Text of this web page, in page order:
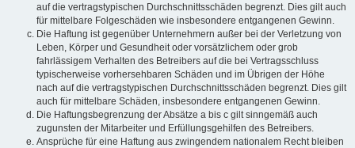
auf die vertragstypischen Durchschnittsschäden begrenzt. Dies gilt auch
für mittelbare Folgeschäden wie insbesondere entgangenen Gewinn.
Die Haftung ist gegenüber Unternehmern außer bei der Verletzung von
Leben, Körper und Gesundheit oder vorsätzlichem oder grob
fahrlässigem Verhalten des Betreibers auf die bei Vertragsschluss
typischerweise vorhersehbaren Schäden und im Übrigen der Höhe
nach auf die vertragstypischen Durchschnittsschäden begrenzt. Dies gilt
auch für mittelbare Schäden, insbesondere entgangenen Gewinn.
Die Haftungsbegrenzung der Absätze a bis c gilt sinngemäß auch
zugunsten der Mitarbeiter und Erfüllungsgehilfen des Betreibers.
Ansprüche für eine Haftung aus zwingendem nationalem Recht bleiben